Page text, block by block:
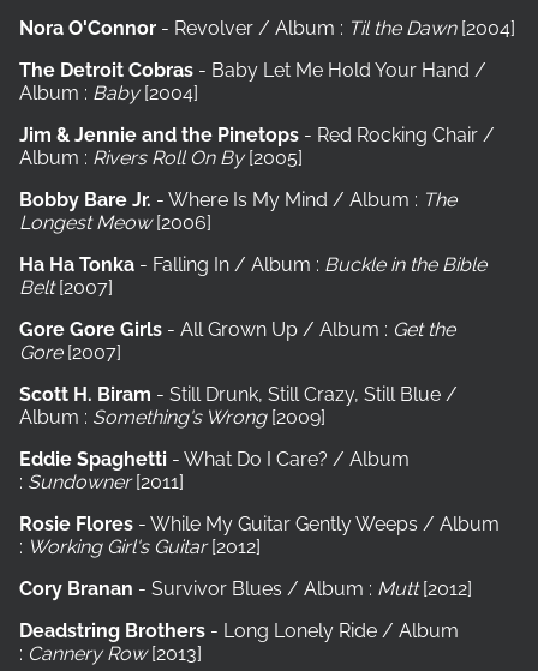
Nora O'Connor - Revolver / Album : Til the Dawn [2004]
The Detroit Cobras - Baby Let Me Hold Your Hand /
Album : Baby [2004]
Jim & Jennie and the Pinetops - Red Rocking Chair /
Album : Rivers Roll On By [2005]
Bobby Bare Jr. - Where Is My Mind / Album : The
Longest Meow [2006]
Ha Ha Tonka - Falling In / Album : Buckle in the Bible
Belt [2007]
Gore Gore Girls - All Grown Up / Album : Get the
Gore [2007]
Scott H. Biram - Still Drunk, Still Crazy, Still Blue /
Album : Something's Wrong [2009]
Eddie Spaghetti - What Do I Care? / Album
: Sundowner [2011]
Rosie Flores - While My Guitar Gently Weeps / Album
: Working Girl's Guitar[2012]
Cory Branan - Survivor Blues / Album : Mutt [2012]
Deadstring Brothers - Long Lonely Ride / Album
: Cannery Row [2013]